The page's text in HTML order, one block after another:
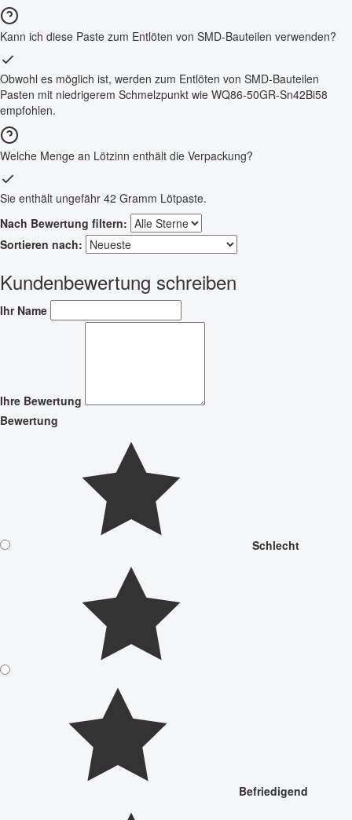
Kann ich diese Paste zum Entlöten von SMD-Bauteilen verwenden?
Obwohl es möglich ist, werden zum Entlöten von SMD-Bauteilen
Pasten mit niedrigerem Schmelzpunkt wie WQ86-50GR-Sn42Bi58
empfohlen.
Welche Menge an Lötzinn enthält die Verpackung?
Sie enthält ungefähr 42 Gramm Lötpaste.
Nach Bewertung filtern:
Sortieren nach:
Kundenbewertung schreiben
Ihr Name
Ihre Bewertung
Bewertung
Schlecht
Befriedigend